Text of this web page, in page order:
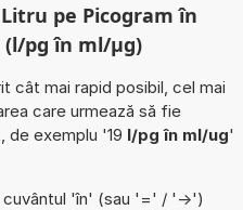
pe Picogram în
pg în ml/µg)
cât mai rapid posibil, cel mai
care urmează să fie
exemplu '19 l/pg în ml/ug'
cuvântul 'în' (sau '=' / '->')